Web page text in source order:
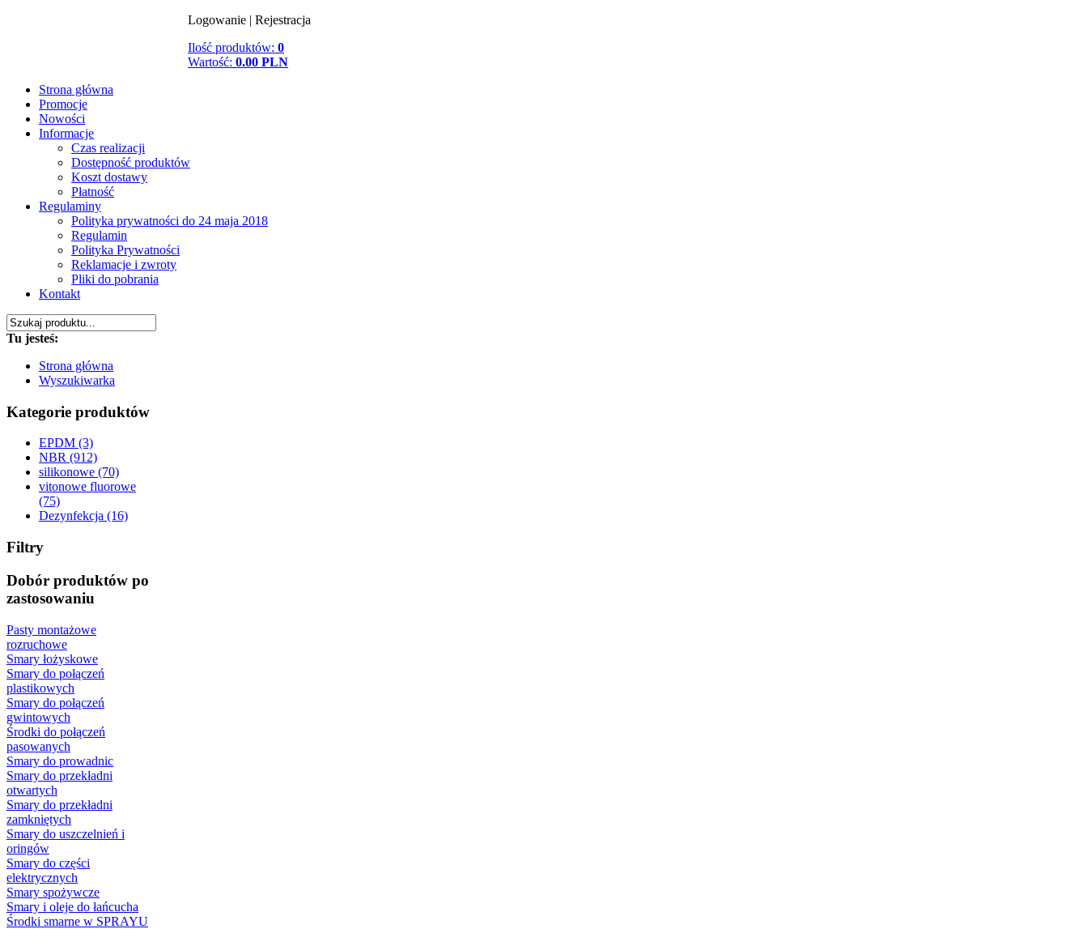
Logowanie | Rejestracja
Ilość produktów: 0
Wartość: 0.00 PLN
Strona główna
Promocje
Nowości
Informacje
Czas realizacji
Dostępność produktów
Koszt dostawy
Płatność
Regulaminy
Polityka prywatności do 24 maja 2018
Regulamin
Polityka Prywatności
Reklamacje i zwroty
Pliki do pobrania
Kontakt
Tu jesteś:
Strona główna
Wyszukiwarka
Kategorie produktów
EPDM (3)
NBR (912)
silikonowe (70)
vitonowe fluorowe
(75)
Dezynfekcja (16)
Filtry
Dobór produktów po
zastosowaniu
Pasty montażowe
rozruchowe
Smary łożyskowe
Smary do połączeń
plastikowych
Smary do połączeń
gwintowych
Środki do połączeń
pasowanych
Smary do prowadnic
Smary do przekładni
otwartych
Smary do przekładni
zamkniętych
Smary do uszczelnień i
oringów
Smary do części
elektrycznych
Smary spożywcze
Smary i oleje do łańcucha
Środki smarne w SPRAYU